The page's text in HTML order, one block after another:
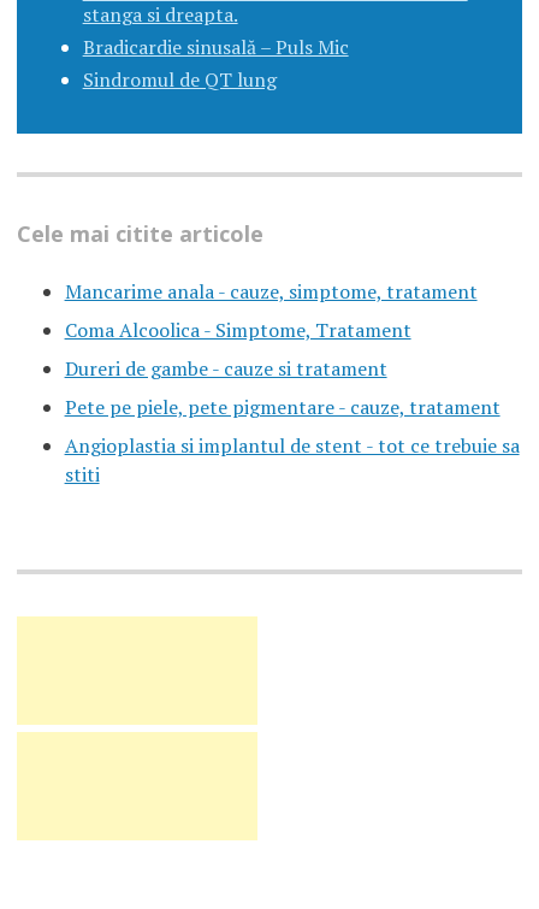
stanga si dreapta.
Bradicardie sinusală – Puls Mic
Sindromul de QT lung
Cele mai citite articole
Mancarime anala - cauze, simptome, tratament
Coma Alcoolica - Simptome, Tratament
Dureri de gambe - cauze si tratament
Pete pe piele, pete pigmentare - cauze, tratament
Angioplastia si implantul de stent - tot ce trebuie sa
stiti